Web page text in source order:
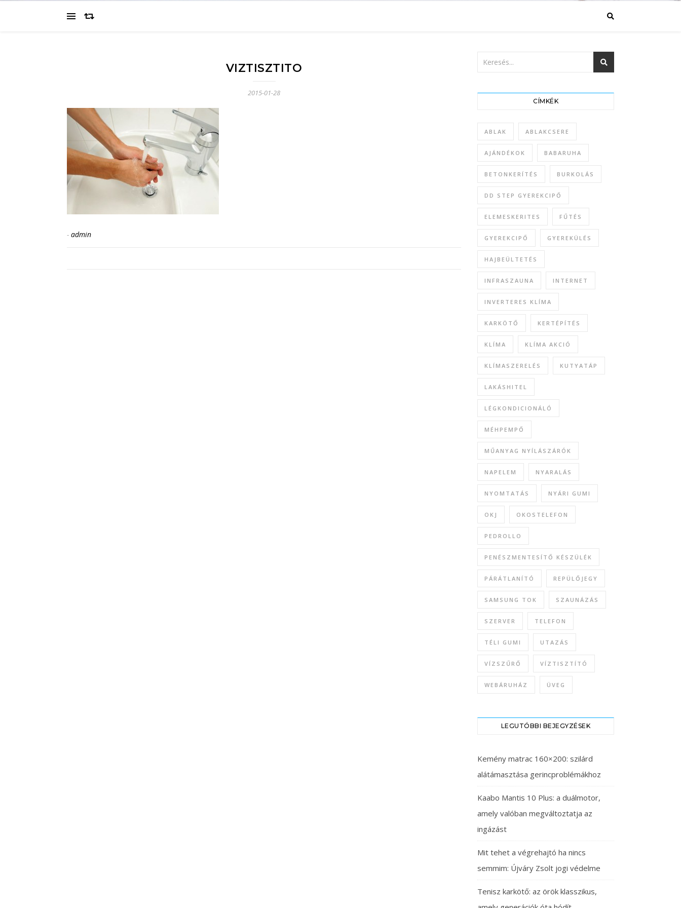
VIZTISZTITO
2015-01-28
- admin
CÍMKÉK
ABLAK ABLAKCSERE
AJÁNDÉKOK BABARUHA
BETONKERÍTÉS BURKOLÁS
DD STEP GYEREKCIPŐ
ELEMESKERITES FŰTÉS
GYEREKCIPŐ GYEREKÜLÉS
HAJBEÜLTETÉS
INFRASZAUNA INTERNET
INVERTERES KLÍMA
KARKÖTŐ KERTÉPÍTÉS
KLÍMA KLÍMA AKCIÓ
KLÍMASZERELÉS KUTYATÁP
LAKÁSHITEL
LÉGKONDICIONÁLÓ
MÉHPEMPŐ
MŰANYAG NYÍLÁSZÁRÓK
NAPELEM NYARALÁS
NYOMTATÁS NYÁRI GUMI
OKJ OKOSTELEFON
PEDROLLO
PENÉSZMENTESÍTŐ KÉSZÜLÉK
PÁRÁTLANÍTÓ REPÜLŐJEGY
SAMSUNG TOK SZAUNÁZÁS
SZERVER TELEFON
TÉLI GUMI UTAZÁS
VÍZSZŰRŐ VÍZTISZTÍTÓ
WEBÁRUHÁZ ÜVEG
LEGUTÓBBI BEJEGYZÉSEK
Kemény matrac 160×200: szilárd
alátámasztása gerincproblémákhoz
Kaabo Mantis 10 Plus: a duálmotor,
amely valóban megváltoztatja az
ingázást
Mit tehet a végrehajtó ha nincs
semmim: Újváry Zsolt jogi védelme
Tenisz karkötő: az örök klasszikus,